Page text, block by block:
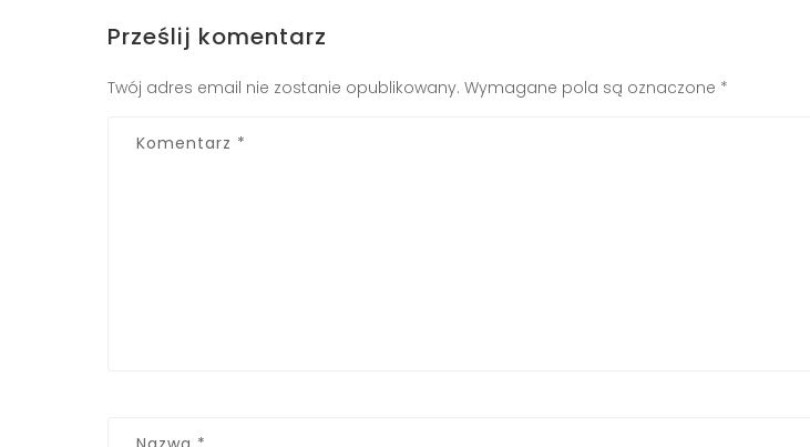
Prześlij komentarz
Twój adres email nie zostanie opublikowany. Wymagane pola są oznaczone *